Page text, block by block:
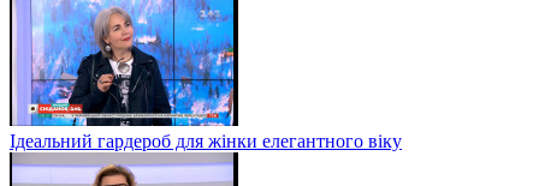
Ідеальний гардероб для жінки елегантного віку